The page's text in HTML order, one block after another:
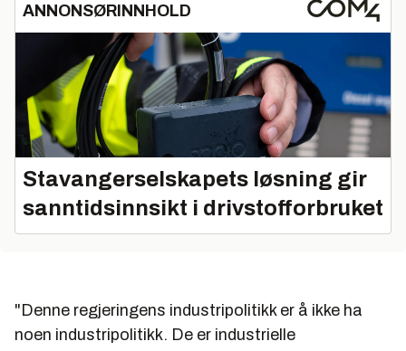
ANNONSØRINNHOLD
Stavangerselskapets løsning gir
sanntidsinnsikt i drivstofforbruket
"Denne regjeringens industripolitikk er å ikke ha
noen industripolitikk. De er industrielle